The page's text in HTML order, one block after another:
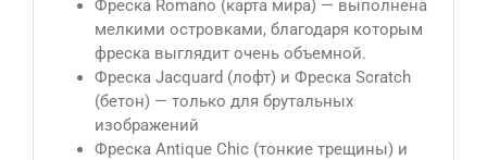
Фреска Romano (карта мира) — выполнена
мелкими островками, благодаря которым
фреска выглядит очень объемной.
Фреска Jacquard (лофт) и Фреска Scratch
(бетон) — только для брутальных
изображений
Фреска Antique Сhic (тонкие трещины) и